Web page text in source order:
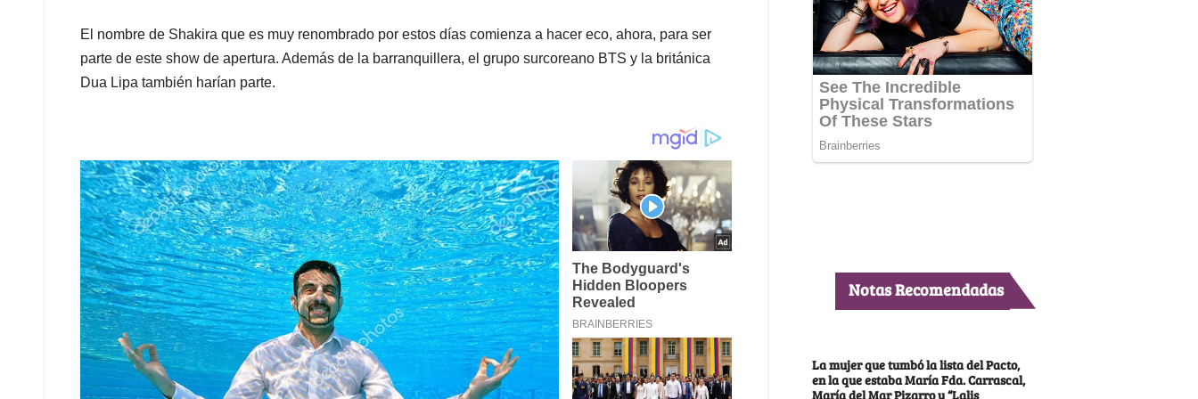
El nombre de Shakira que es muy renombrado por estos días comienza a hacer eco, ahora, para ser
parte de este show de apertura. Además de la barranquillera, el grupo surcoreano BTS y la británica
Dua Lipa también harían parte.
Notas Recomendadas
La mujer que tumbó la lista del Pacto,
en la que estaba María Fda. Carrascal,
María del Mar Pizarro y “Lalis